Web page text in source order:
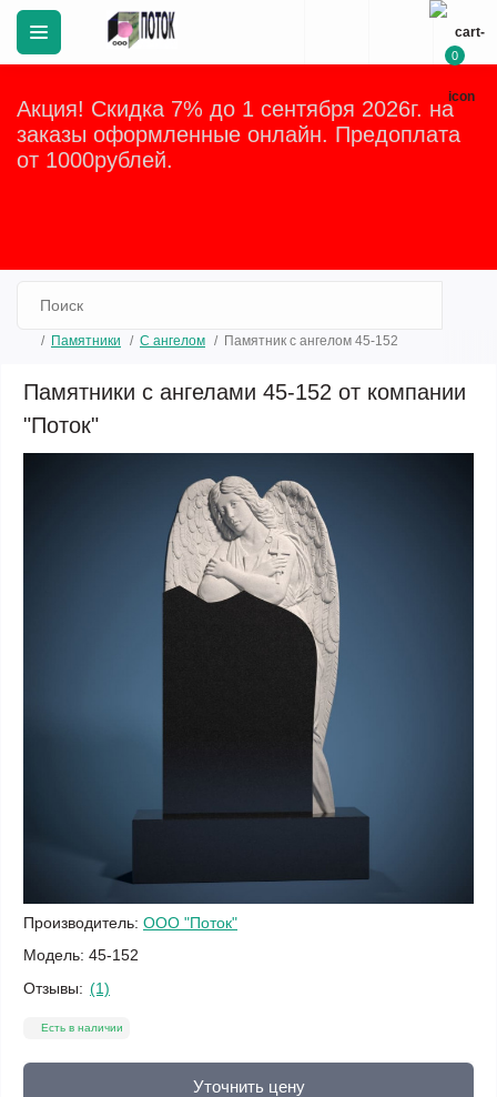
Акция! Скидка 7% до 1 сентября 2026г. на
заказы оформленные онлайн. Предоплата
от 1000рублей.
0
Памятники C ангелом Памятник с ангелом 45-152
Памятники с ангелами 45-152 от компании
"Поток"
Производитель: ООО "Поток"
Модель: 45-152
Отзывы: (1)
Есть в наличии
Уточнить цену